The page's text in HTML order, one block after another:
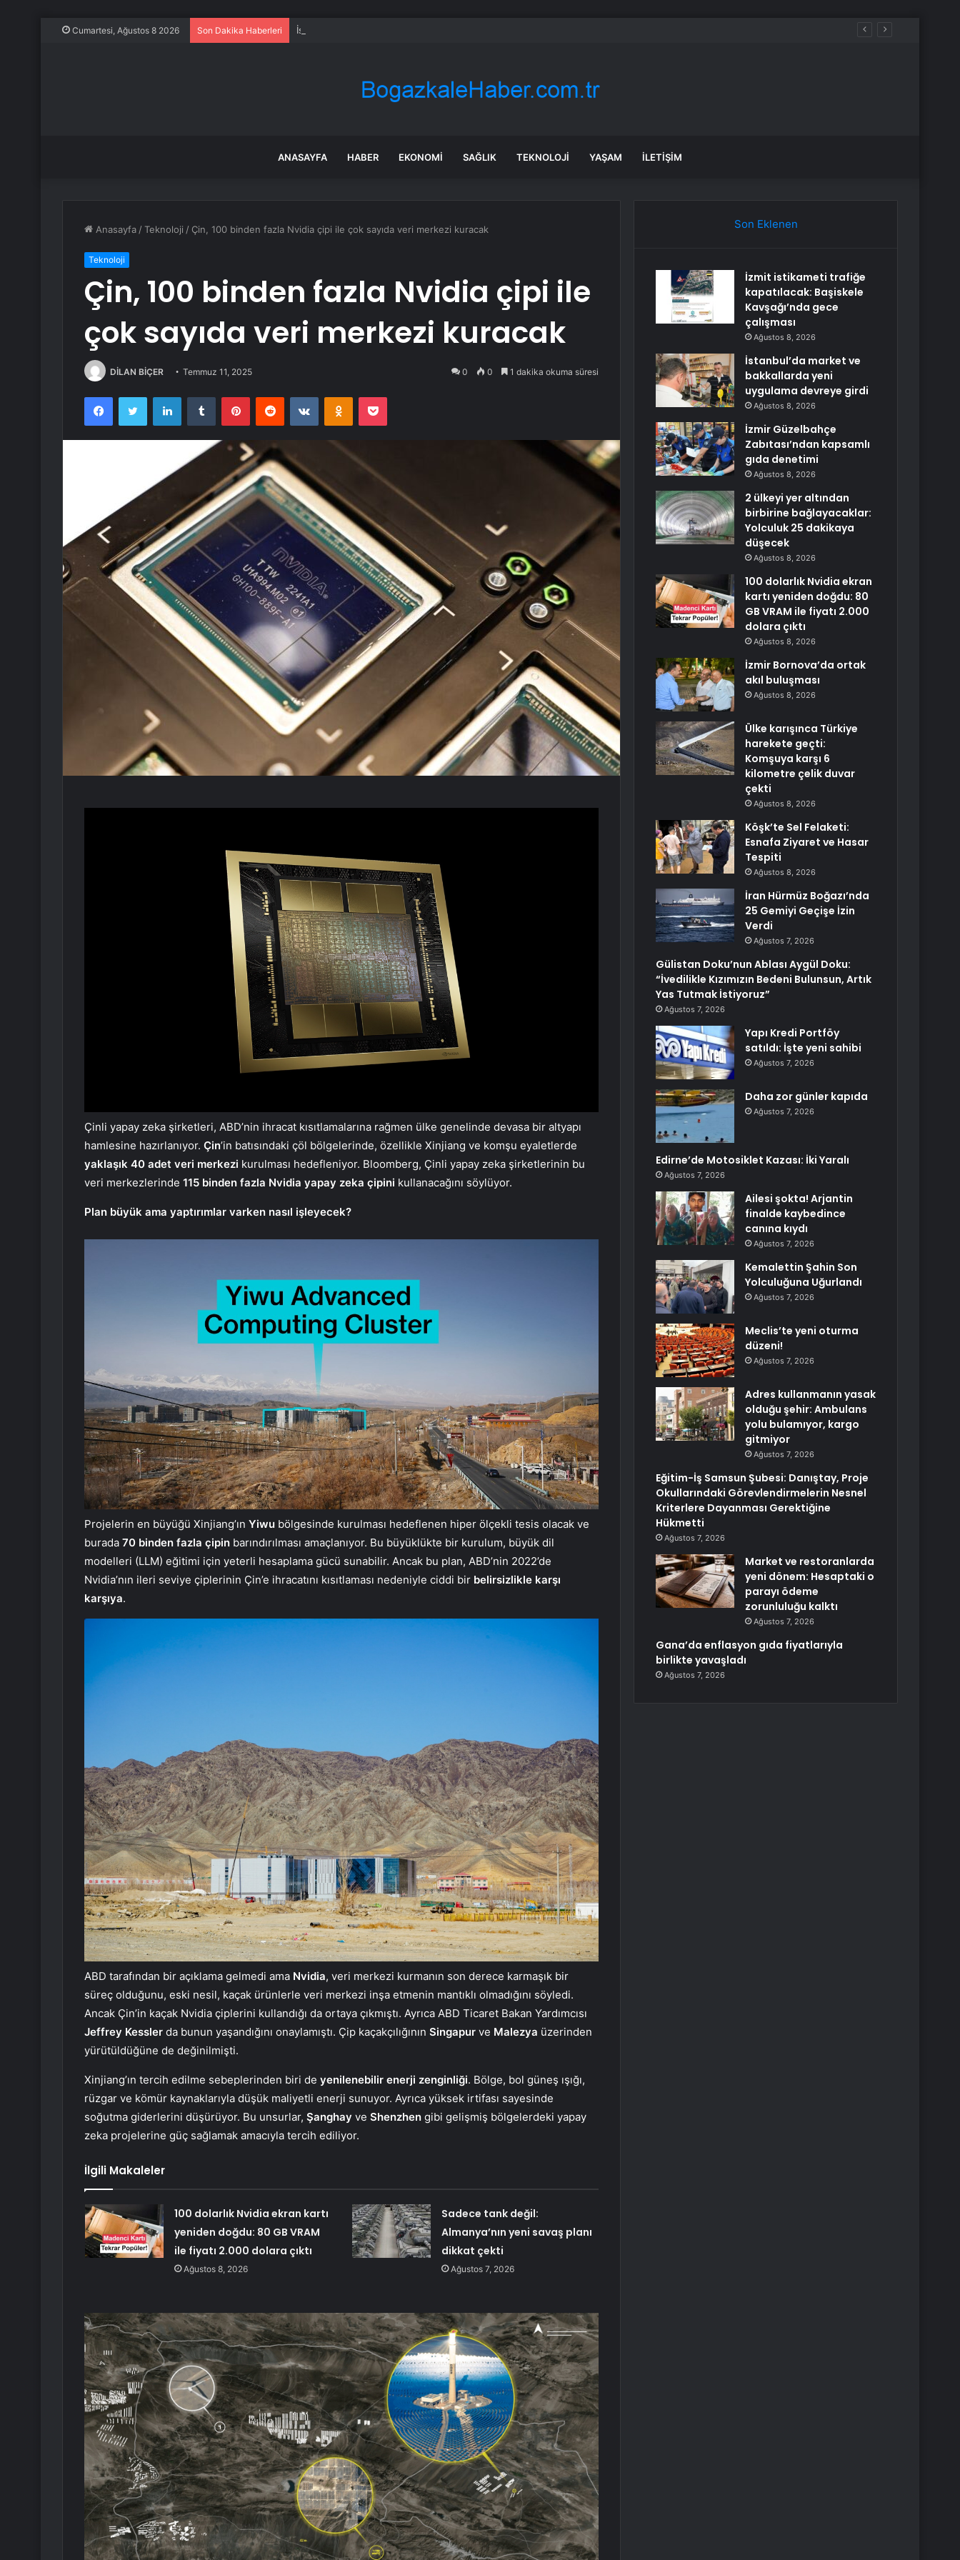
Cumartesi, Ağustos 8 2026 Son Dakika Haberleri İstanbul’da market ve bakkallarda yeni uygulama devreye girdi
ANASAYFA HABER EKONOMI SAĞLIK TEKNOLOJI YAŞAM İLETIŞIM
Anasayfa /Teknoloji / Çin, 100 binden fazla Nvidia çipi ile çok sayıda veri merkezi kuracak
Teknoloji
Çin, 100 binden fazla Nvidia çipi ile
çok sayıda veri merkezi kuracak
DİLAN BİÇER Temmuz 11, 2025 0 0 1 dakika okuma süresi
FacebookTwitter LinkedInTumblr PinterestReddit VKontakteOdnoklassniki
Pocket
Çinli yapay zeka şirketleri, ABD’nin ihracat kısıtlamalarına rağmen ülke genelinde devasa bir altyapı
hamlesine hazırlanıyor. Çin’in batısındaki çöl bölgelerinde, özellikle Xinjiang ve komşu eyaletlerde
yaklaşık 40 adet veri merkezi kurulması hedefleniyor. Bloomberg, Çinli yapay zeka şirketlerinin bu
veri merkezlerinde 115 binden fazla Nvidia yapay zeka çipini kullanacağını söylüyor.
Plan büyük ama yaptırımlar varken nasıl işleyecek?
Projelerin en büyüğü Xinjiang’ın Yiwu bölgesinde kurulması hedeflenen hiper ölçekli tesis olacak ve
burada 70 binden fazla çipin barındırılması amaçlanıyor. Bu büyüklükte bir kurulum, büyük dil
modelleri (LLM) eğitimi için yeterli hesaplama gücü sunabilir. Ancak bu plan, ABD’nin 2022’de
Nvidia’nın ileri seviye çiplerinin Çin’e ihracatını kısıtlaması nedeniyle ciddi bir belirsizlikle karşı
karşıya.
ABD tarafından bir açıklama gelmedi ama Nvidia, veri merkezi kurmanın son derece karmaşık bir
süreç olduğunu, eski nesil, kaçak ürünlerle veri merkezi inşa etmenin mantıklı olmadığını söyledi.
Ancak Çin’in kaçak Nvidia çiplerini kullandığı da ortaya çıkmıştı. Ayrıca ABD Ticaret Bakan Yardımcısı
Jeffrey Kessler da bunun yaşandığını onaylamıştı. Çip kaçakçılığının Singapur ve Malezya üzerinden
yürütüldüğüne de değinilmişti.
Xinjiang’ın tercih edilme sebeplerinden biri de yenilenebilir enerji zenginliği. Bölge, bol güneş ışığı,
rüzgar ve kömür kaynaklarıyla düşük maliyetli enerji sunuyor. Ayrıca yüksek irtifası sayesinde
soğutma giderlerini düşürüyor. Bu unsurlar, Şanghay ve Shenzhen gibi gelişmiş bölgelerdeki yapay
zeka projelerine güç sağlamak amacıyla tercih ediliyor.
İlgili Makaleler
100 dolarlık Nvidia ekran kartı
yeniden doğdu: 80 GB VRAM
ile fiyatı 2.000 dolara çıktı
Ağustos 8, 2026
Sadece tank değil:
Almanya’nın yeni savaş planı
dikkat çekti
Ağustos 7, 2026
Son Eklenen
İzmit istikameti trafiğe
kapatılacak: Başiskele
Kavşağı’nda gece
çalışması
Ağustos 8, 2026
İstanbul’da market ve
bakkallarda yeni
uygulama devreye girdi
Ağustos 8, 2026
İzmir Güzelbahçe
Zabıtası’ndan kapsamlı
gıda denetimi
Ağustos 8, 2026
2 ülkeyi yer altından
birbirine bağlayacaklar:
Yolculuk 25 dakikaya
düşecek
Ağustos 8, 2026
100 dolarlık Nvidia ekran
kartı yeniden doğdu: 80
GB VRAM ile fiyatı 2.000
dolara çıktı
Ağustos 8, 2026
İzmir Bornova’da ortak
akıl buluşması
Ağustos 8, 2026
Ülke karışınca Türkiye
harekete geçti:
Komşuya karşı 6
kilometre çelik duvar
çekti
Ağustos 8, 2026
Köşk’te Sel Felaketi:
Esnafa Ziyaret ve Hasar
Tespiti
Ağustos 8, 2026
İran Hürmüz Boğazı’nda
25 Gemiyi Geçişe İzin
Verdi
Ağustos 7, 2026
Gülistan Doku’nun Ablası Aygül Doku:
“İvedilikle Kızımızın Bedeni Bulunsun, Artık
Yas Tutmak İstiyoruz”
Ağustos 7, 2026
Yapı Kredi Portföy
satıldı: İşte yeni sahibi
Ağustos 7, 2026
Daha zor günler kapıda
Ağustos 7, 2026
Edirne’de Motosiklet Kazası: İki Yaralı
Ağustos 7, 2026
Ailesi şokta! Arjantin
finalde kaybedince
canına kıydı
Ağustos 7, 2026
Kemalettin Şahin Son
Yolculuğuna Uğurlandı
Ağustos 7, 2026
Meclis’te yeni oturma
düzeni!
Ağustos 7, 2026
Adres kullanmanın yasak
olduğu şehir: Ambulans
yolu bulamıyor, kargo
gitmiyor
Ağustos 7, 2026
Eğitim-İş Samsun Şubesi: Danıştay, Proje
Okullarındaki Görevlendirmelerin Nesnel
Kriterlere Dayanması Gerektiğine
Hükmetti
Ağustos 7, 2026
Market ve restoranlarda
yeni dönem: Hesaptaki o
parayı ödeme
zorunluluğu kalktı
Ağustos 7, 2026
Gana’da enflasyon gıda fiyatlarıyla
birlikte yavaşladı
Ağustos 7, 2026